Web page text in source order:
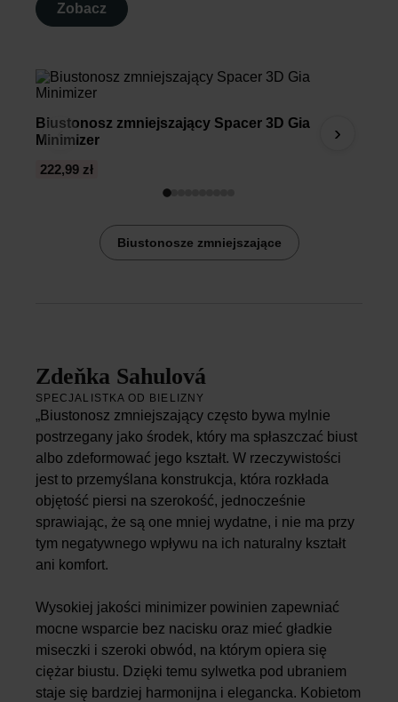
Zobacz
‹
Biustonosz zmniejszający Spacer 3D Gia
Minimizer
222,99 zł
›
Biustonosze zmniejszające
Zdeňka Sahulová
SPECJALISTKA OD BIELIZNY
„Biustonosz zmniejszający często bywa mylnie
postrzegany jako środek, który ma spłaszczać biust
albo zdeformować jego kształt. W rzeczywistości
jest to przemyślana konstrukcja, która rozkłada
objętość piersi na szerokość, jednocześnie
sprawiając, że są one mniej wydatne, i nie ma przy
tym negatywnego wpływu na ich naturalny kształt
ani komfort.
Wysokiej jakości minimizer powinien zapewniać
mocne wsparcie bez nacisku oraz mieć gładkie
miseczki i szeroki obwód, na którym opiera się
ciężar biustu. Dzięki temu sylwetka pod ubraniem
staje się bardziej harmonijna i elegancka. Kobietom